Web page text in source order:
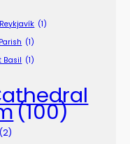
Reykjavík (1)
(1)
Basil (1)
(100)
(2)